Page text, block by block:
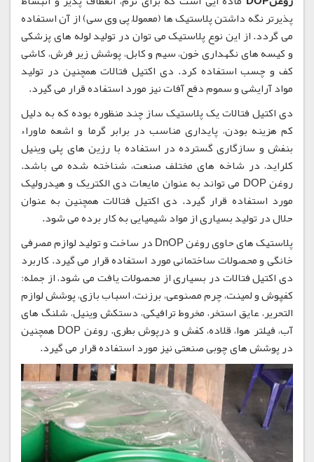
پذیرتر نگه داشتن پلاستیک ها (معمولاً پی وی سی) از آن استفاده
می گردد. از این نوع پلاستیک می توان در تولید لوله های پزشکی
و کیسه های نگهداری خون، سیم و کابل، پوشش زیر فرش، کاشی
کف و چسب استفاده کرد. دی اکتیل فتالات همچنین در تولید
مواد آرایشی و سموم دفع آفات نیز مورد استفاده قرار می گیرد.
دی اکتیل فتالات یک پلاستیک ساز چند منظوره بوده که به دلیل
کم هزینه بودن، پایداری مناسب در برابر گرما و اشعه ماوراء
بنفش و سازگاری گسترده در استفاده با رزین های پلی وینیل
کلراید، در شاخه های مختلف صنعت، شناخته شده می باشد.
روغن DOP می تواند به عنوان مایعات دی الکتریک و هیدرولیک
مورد استفاده قرار گیرد. دی اکتیل فتالات همچنین به عنوان
حلال در تولید بسیاری از مواد شیمیایی به کار برده می شود.
پلاستیک های حاوی روغن DnOP در ساخت و تولید لوازم مصرفی
خانگی و محصولات ساختمانی مورد استفاده قرار می گیرد. کاربرد
دی اکتیل فتالات در بسیاری از محصولات یافت می شود، از جمله:
کفپوش و لمینت، چرم مصنوعی، برزنت، اسباب بازی، پوشش لوازم
التحریر، عایق استخر، مخروط ترافیکی، دستکش وینیل، شلنگ های
آب، فیلتر هوا، قلاده، کفش و درپوش بطری. روغن DOP همچنین
در پوشش های چوبی صنعتی نیز مورد استفاده قرار می گیرد.